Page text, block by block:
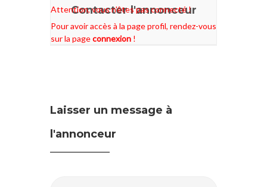
Contacter l'annonceur
Attention, vous n'êtes pas connecté !
Pour avoir accès à la page profil, rendez-vous
sur la pageconnexion !
Laisser un message à
l'annonceur